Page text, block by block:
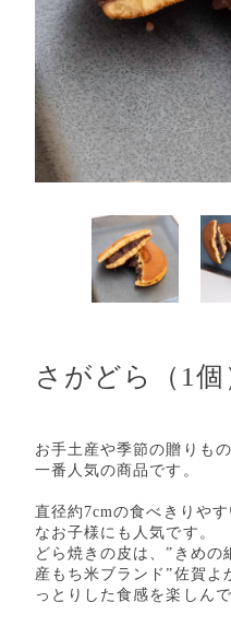
さがどら（1個
お手土産や季節の贈りも
一番人気の商品です。
直径約7cmの食べきりや
なお子様にも人気です。
どら焼きの皮は、”きめの
産もち米ブランド”佐賀よ
っとりした食感を楽しん